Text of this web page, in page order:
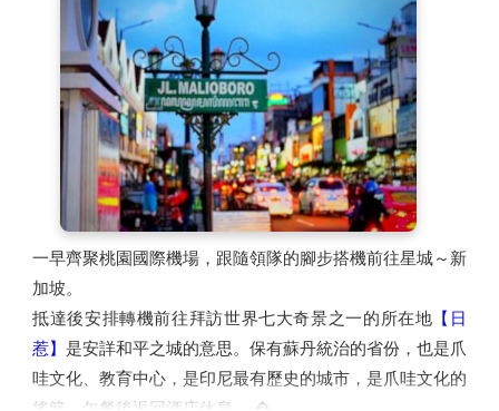
一早齊聚桃園國際機場，跟隨領隊的腳步搭機前往星城～新
加坡。
抵達後安排轉機前往拜訪世界七大奇景之一的所在地 【日
惹】 是安詳和平之城的意思。保有蘇丹統治的省份，也是爪
哇文化、教育中心，是印尼最有歷史的城市，是爪哇文化的